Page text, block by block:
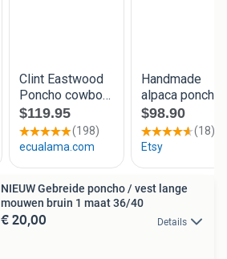
NIEUW Gebreide poncho / vest lange
mouwen bruin 1 maat 36/40
€ 20,00 Details